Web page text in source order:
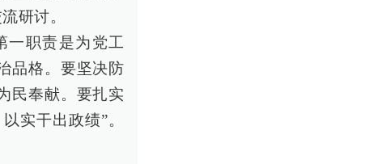
研讨。
一职责是为党工
品格。要坚决防
民奉献。要扎实
实干出政绩”。